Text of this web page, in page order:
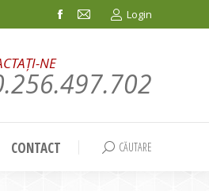
Facebook
in
window
Mail
in
window
Login
NE
CONTACT Search:
CĂUTARE